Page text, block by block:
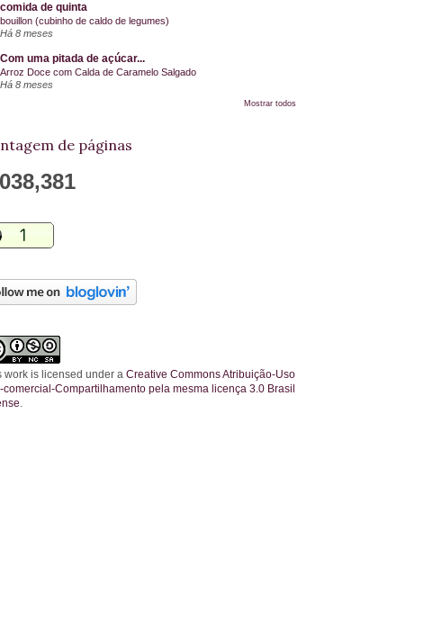
comida de quinta
bouillon (cubinho de caldo de legumes)
Há 8 meses
Com uma pitada de açúcar...
Arroz Doce com Calda de Caramelo Salgado
Há 8 meses
Mostrar todos
de páginas
work is licensed under a Creative Commons Atribuição-Uso
comercial-Compartilhamento pela mesma licença 3.0 Brasil
.